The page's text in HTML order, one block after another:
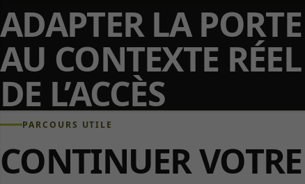
ADAPTER LA PORTE
AU CONTEXTE RÉEL
DE L’ACCÈS
PARCOURS UTILE
CONTINUER